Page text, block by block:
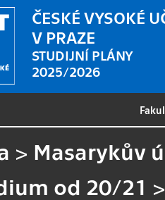
ČESKÉ VYSOKÉ
V PRAZE
STUDIJNÍ PLÁNY
2025/2026
> Masarykův
od 20/21